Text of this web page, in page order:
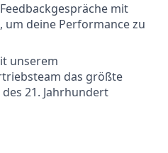
mit
deine Performance zu
unserem
das größte
21. Jahrhundert